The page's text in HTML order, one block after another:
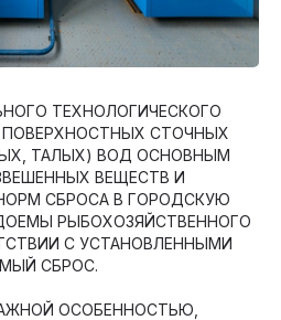
ТЕХНОЛОГИЧЕСКОГО
ПОВЕРХНОСТНЫХ СТОЧНЫХ
ТАЛЫХ) ВОД ОСНОВНЫМ
ВЕЩЕСТВ И
СБРОСА В ГОРОДСКУЮ
РЫБОХОЗЯЙСТВЕННОГО
С УСТАНОВЛЕННЫМИ
СБРОС.
ОСОБЕННОСТЬЮ,